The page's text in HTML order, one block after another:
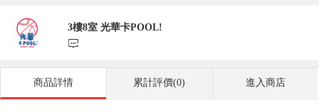
3樓8室 光華卡POOL!
󰃨
商品詳情 累計評價(0) 進入商店